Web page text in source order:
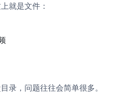
就是文件：
录，问题往往会简单很多。